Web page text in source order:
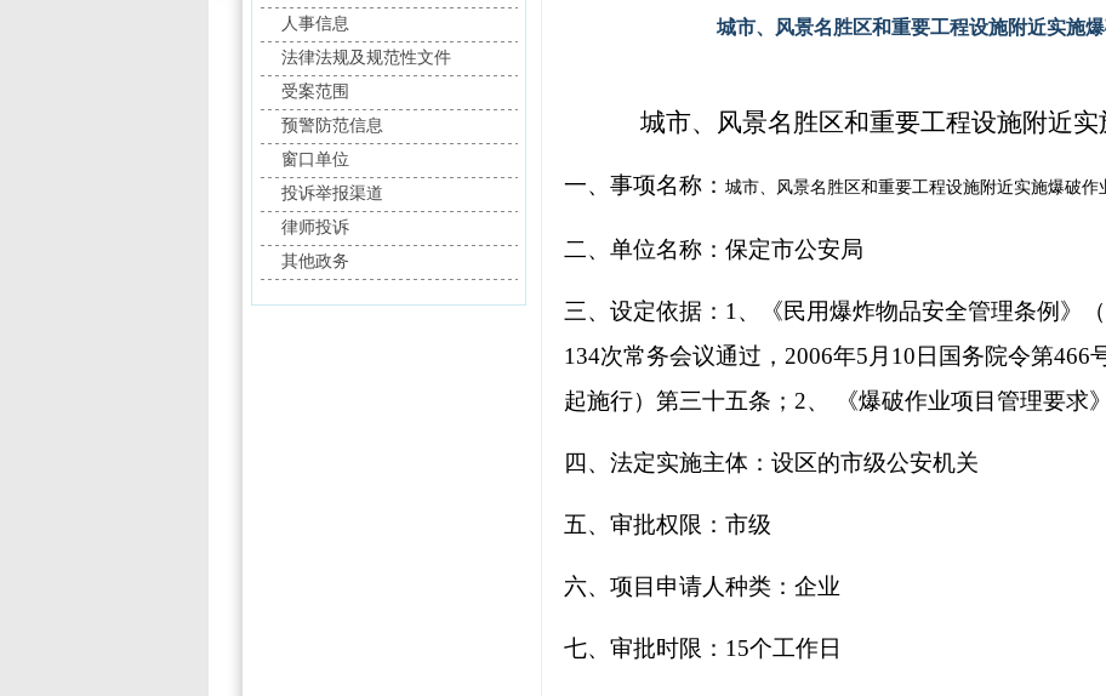
人事信息
法律法规及规范性文件
受案范围
预警防范信息
窗口单位
投诉举报渠道
律师投诉
其他政务
城市、风景名胜区和重要工程设施附近实施
城市、风景名胜区和重要工程设施附近
一、事项名称： 城市、风景名胜区和重要工程设施附近实施爆破作
二、单位名称： 保定市公安局
三、设定依据： 1 、《民用爆炸物品安全管理条例》（
134次常务会议通过， 2006年5 月 10 日 国务院令第466
起施行）第三十五条； 2、 《爆破作业项目管理要求
四、法定实施主体： 设区的市级公安机关
五、审批权限： 市级
六、项目申请人种类： 企业
七、审批时限： 15个工作日